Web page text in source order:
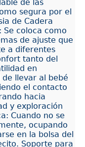
de las
segura por el
de Cadera
Se coloca como
de ajuste que
a diferentes
tanto del
en
llevar al bebé
el contacto
hacia
y exploración
Cuando no se
ocupando
en la bolsa del
Soporte para